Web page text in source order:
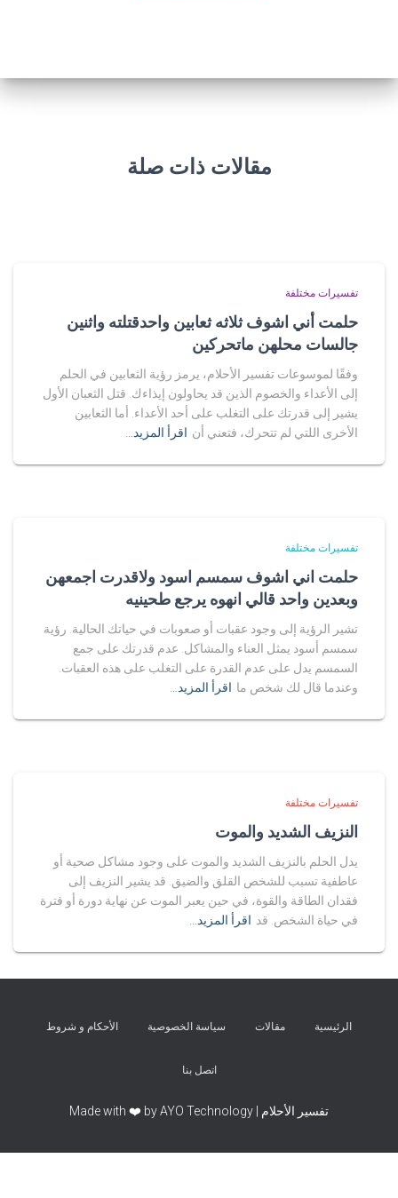
مقالات ذات صلة
تفسيرات مختلفة
حلمت أني اشوف ثلاثه ثعابين واحدقتلته واثنين
جالسات محلهن ماتحركين
وفقًا لموسوعات تفسير الأحلام، يرمز رؤية الثعابين في الحلم
إلى الأعداء والخصوم الذين قد يحاولون إيذاءك. قتل الثعبان الأول
يشير إلى قدرتك على التغلب على أحد الأعداء. أما الثعابين
الأخرى اللتي لم تتحرك، فتعني أن اقرأ المزيد…
تفسيرات مختلفة
حلمت اني اشوف سمسم اسود ولاقدرت اجمعهن
وبعدين واحد قالي انهوه يرجع طحينيه
تشير الرؤية إلى وجود عقبات أو صعوبات في حياتك الحالية. رؤية
سمسم أسود يمثل العناء والمشاكل. عدم قدرتك على جمع
السمسم يدل على عدم القدرة على التغلب على هذه العقبات.
وعندما قال لك شخص ما اقرأ المزيد…
تفسيرات مختلفة
النزيف الشديد والموت
يدل الحلم بالنزيف الشديد والموت على وجود مشاكل صحية أو
عاطفية تسبب للشخص القلق والضيق. قد يشير النزيف إلى
فقدان الطاقة والقوة، في حين يعبر الموت عن نهاية دورة أو فترة
في حياة الشخص. قد اقرأ المزيد…
الرئيسية مقالات سياسة الخصوصية الأحكام و شروط
اتصل بنا
تفسير الأحلام | Made with ❤️ by AYO Technology